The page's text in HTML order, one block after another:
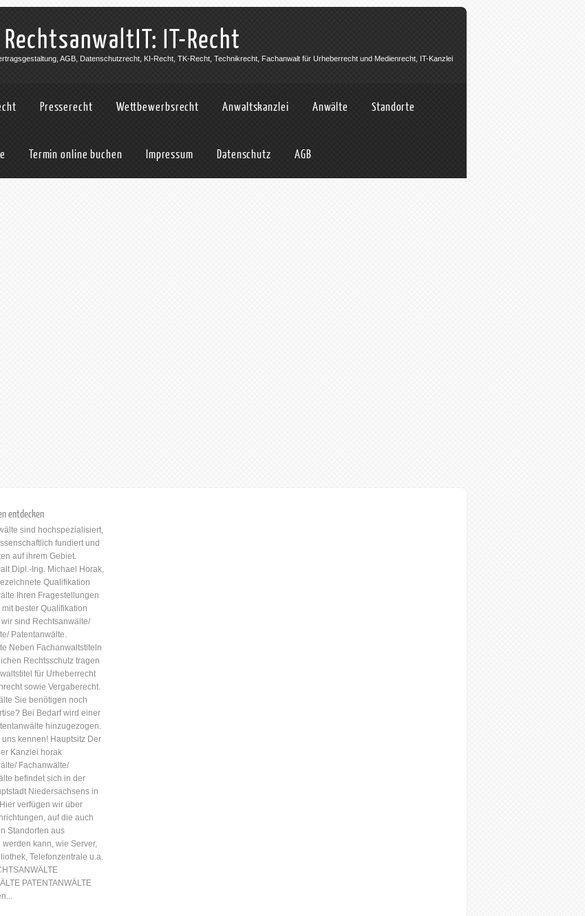
RechtsanwaltIT: IT-Recht
AGB, Datenschutzrecht, KI-Recht, TK-Recht, Technikrecht, Fachanwalt für Urheberrecht und Medienrecht, IT-Kanzlei
Presserecht Wettbewerbsrecht Anwaltskanzlei Anwälte Standorte
Termin online buchen Impressum Datenschutz AGB
entdecken
sind hochspezialisiert,
fundiert und
auf ihrem Gebiet.
Dipl.-Ing. Michael Horak,
Qualifikation
Ihren Fragestellungen
bester Qualifikation
sind Rechtsanwälte/
Patentanwälte.
Neben Fachanwaltstiteln
Rechtsschutz tragen
für Urheberrecht
sowie Vergaberecht.
Sie benötigen noch
Bei Bedarf wird einer
hinzugezogen.
kennen! Hauptsitz Der
Kanzlei horak
Fachanwälte/
befindet sich in der
Niedersachsens in
verfügen wir über
auf die auch
Standorten aus
kann, wie Server,
Telefonzentrale u.a.
PATENTANWÄLTE